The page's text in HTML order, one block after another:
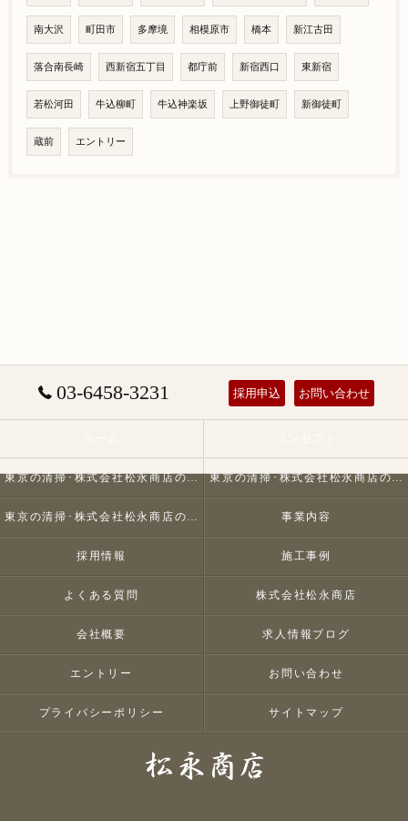
南大沢 町田市 多摩境 相模原市 橋本 新江古田
落合南長崎 西新宿五丁目 都庁前 新宿西口 東新宿
若松河田 牛込柳町 牛込神楽坂 上野御徒町 新御徒町
蔵前 エントリー
03-6458-3231 採用申込 お問い合わせ
東京の清掃･株式会社松永商店の口コミ情報 東京の清掃･株式会社松永商店の評判
東京の清掃･株式会社松永商店のお客様の声 事業内容
採用情報 施工事例
よくある質問 株式会社松永商店
会社概要 求人情報ブログ
エントリー お問い合わせ
プライバシーポリシー サイトマップ